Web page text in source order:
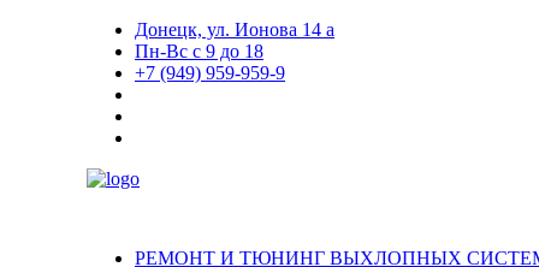
Донецк, ул. Ионова 14 а
Пн-Вс с 9 до 18
+7 (949) 959-959-9
РЕМОНТ И ТЮНИНГ ВЫХЛОПНЫХ